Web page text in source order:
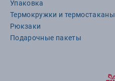
Упаковка
Термокружки и термостаканы
Рюкзаки
Подарочные пакеты